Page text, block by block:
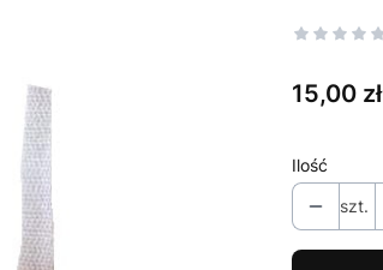
Cena
15,00 zł
Ilość
szt.